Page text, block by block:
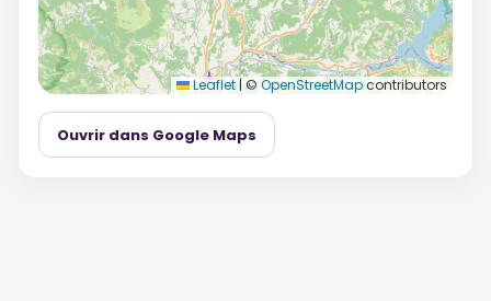
Leaflet | © OpenStreetMapcontributors
Ouvrir dans Google Maps